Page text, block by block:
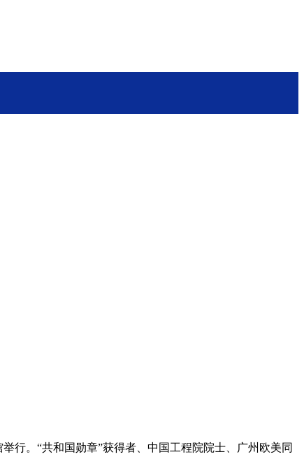
。“共和国勋章”获得者、中国工程院院士、广州欧美同